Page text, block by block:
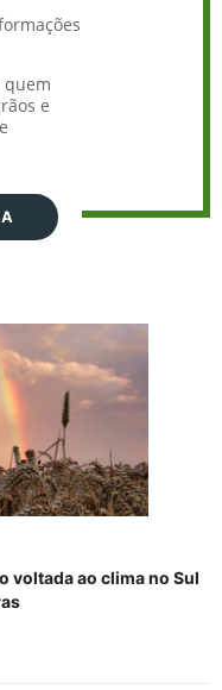
quem
e
voltada ao clima no Sul